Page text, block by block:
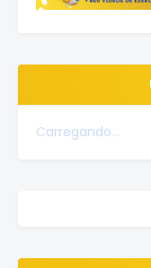
Carregando...